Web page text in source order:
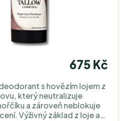
675 Kč
s hovězím lojem z
který neutralizuje
a zároveň neblokuje
Výživný základ z loje a